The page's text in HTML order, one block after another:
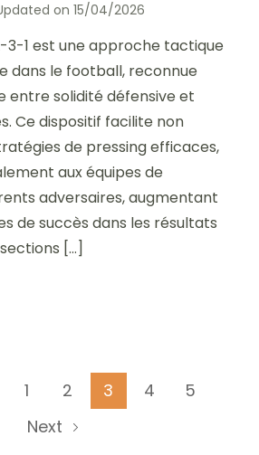
on 15/04/2026
1 est une approche tactique
dans le football, reconnue
entre solidité défensive et
Ce dispositif facilite non
de pressing efficaces,
aux équipes de
adversaires, augmentant
de succès dans les résultats
[…]
Page
1 Page
2 Page
3 Page
4 Page
5
Next